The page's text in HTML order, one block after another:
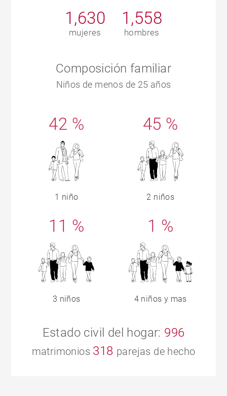
1,630
mujeres
1,558
hombres
Composición familiar
Niños de menos de 25 años
42 %
1 niño
45 %
2 niños
11 %
3 niños
1 %
4 niños y mas
Estado civil del hogar: 996
matrimonios 318 parejas de hecho